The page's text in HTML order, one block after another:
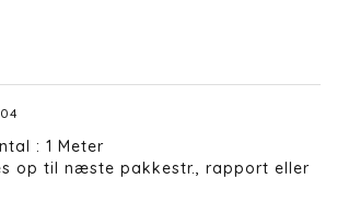
: 1 Meter
op til næste pakkestr., rapport eller